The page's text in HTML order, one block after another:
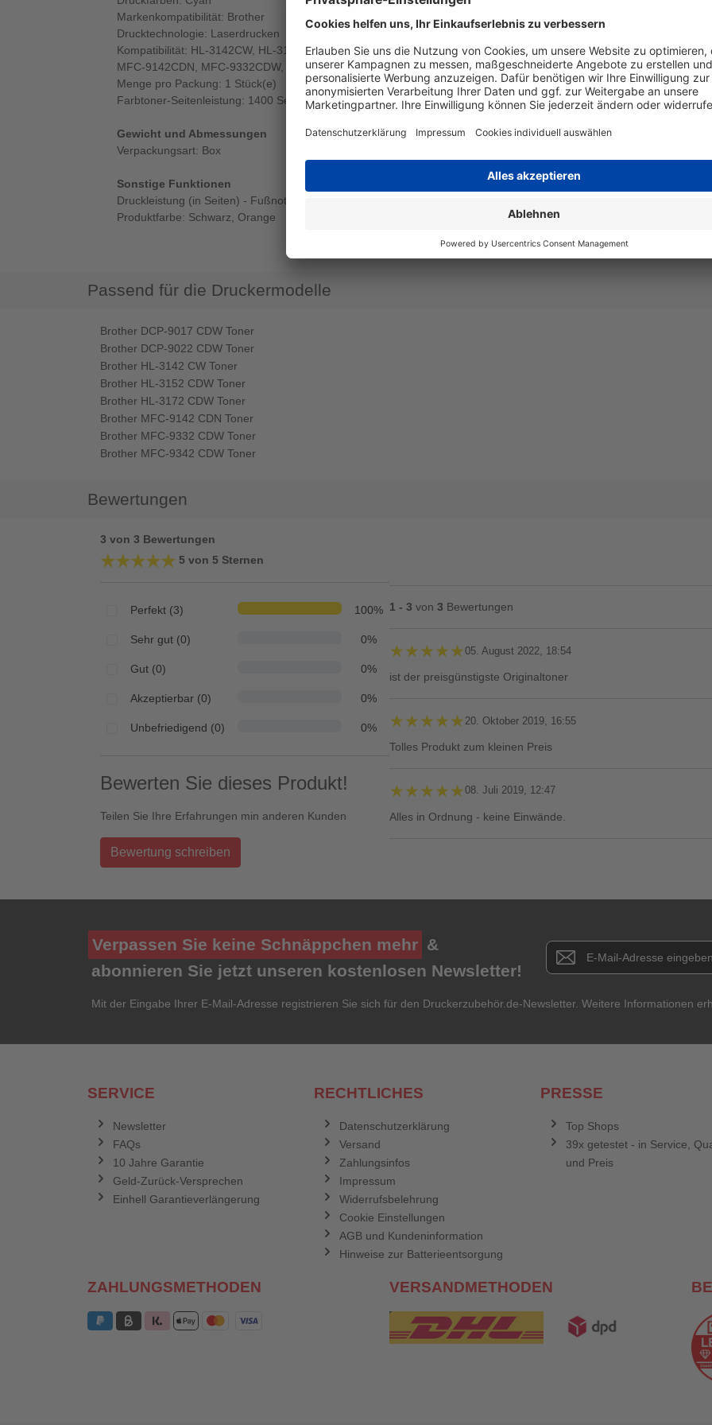
Markenkompatibilität: Brother
Drucktechnologie: Laserdrucken
Kompatibilität: HL-3142CW, HL-3152CDW, HL-3172CDW, DCP-9022CDW,
MFC-9142CDN, MFC-9332CDW, MFC-9342CDW
Menge pro Packung: 1 Stück(e)
Farbtoner-Seitenleistung: 1400 Seiten
Gewicht und Abmessungen
Verpackungsart: Box
Sonstige Funktionen
Druckleistung (in Seiten) - Fußnote: ISO / IEC 19798
Produktfarbe: Schwarz, Orange
Angaben zum Hersteller
Brother International Europe
Mail: sds.info@brother.co.jp
Passend für die Druckermodelle
Brother DCP-9017 CDW Toner
Brother DCP-9022 CDW Toner
Brother HL-3142 CW Toner
Brother HL-3152 CDW Toner
Brother HL-3172 CDW Toner
Brother MFC-9142 CDN Toner
Brother MFC-9332 CDW Toner
Brother MFC-9342 CDW Toner
Bewertungen
3 von 3 Bewertungen
★★★★★
★★★★★ 5 von 5 Sternen
Perfekt (3) 100%
Sehr gut (0) 0%
Gut (0) 0%
Akzeptierbar (0) 0%
Unbefriedigend (0) 0%
Bewerten Sie dieses Produkt!
Teilen Sie Ihre Erfahrungen min anderen Kunden
Bewertung schreiben
1 - 3 von 3 Bewertungen
★★★★★
★★★★★05. August 2022, 18:54
ist der preisgünstigste Originaltoner
★★★★★
★★★★★ 20. Oktober 2019, 16:55
Tolles Produkt zum kleinen Preis
★★★★★
★★★★★08. Juli 2019, 12:47
Alles in Ordnung - keine Einwände.
Titel**
E-Mail-Adresse Ihr
Verpassen Sie keine Schnäppchen mehr &
abonnieren Sie jetzt unseren kostenlosen Newsletter!
Newsletter E-Mail Adresse
Mit der Eingabe Ihrer E-Mail-Adresse registrieren Sie sich für den Druckerzubehör.de-Newsletter. Weitere Informationen
SERVICE
Newsletter
FAQs
10 Jahre Garantie
Geld-Zurück-Versprechen
Einhell Garantieverlängerung
RECHTLICHES
Datenschutzerklärung
Versand
Zahlungsinfos
Impressum
Widerrufsbelehrung
Cookie Einstellungen
AGB und Kundeninformation
Hinweise zur Batterieentsorgung
PRESSE
Top Shops
39x getestet - in Service,
und Preis
ZAHLUNGSMETHODEN VERSANDMETHODEN